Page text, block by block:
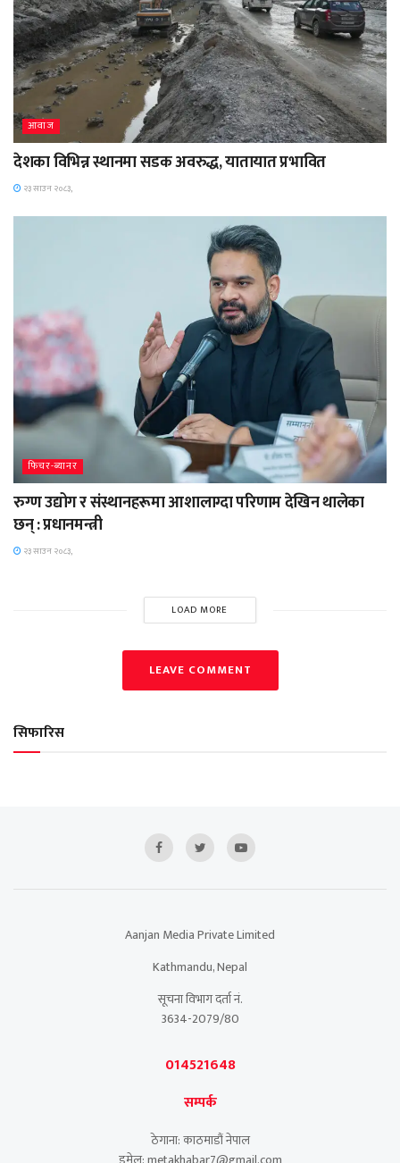
आवाज
देशका विभिन्न स्थानमा सडक अवरुद्ध, यातायात प्रभावित
२३ साउन २०८३,
फिचर-ब्यानर
रुग्ण उद्योग र संस्थानहरूमा आशालाग्दा परिणाम देखिन थालेका
छन् : प्रधानमन्त्री
२३ साउन २०८३,
LOAD MORE
LEAVE COMMENT
सिफारिस
Aanjan Media Private Limited
Kathmandu, Nepal
सूचना विभाग दर्ता नं.
3634-2079/80
014521648
सम्पर्क
ठेगाना: काठमाडौं नेपाल